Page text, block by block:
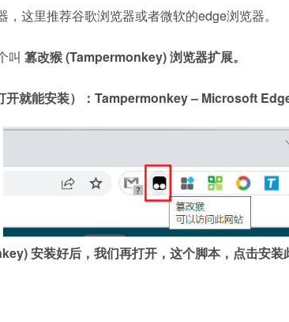
这里推荐谷歌浏览器或者微软的edge浏览器。
叫 篡改猴 (Tampermonkey) 浏览器扩展。
就能安装）： Tampermonkey – Microsoft
安装好后，我们再打开，这个脚本，点击安装